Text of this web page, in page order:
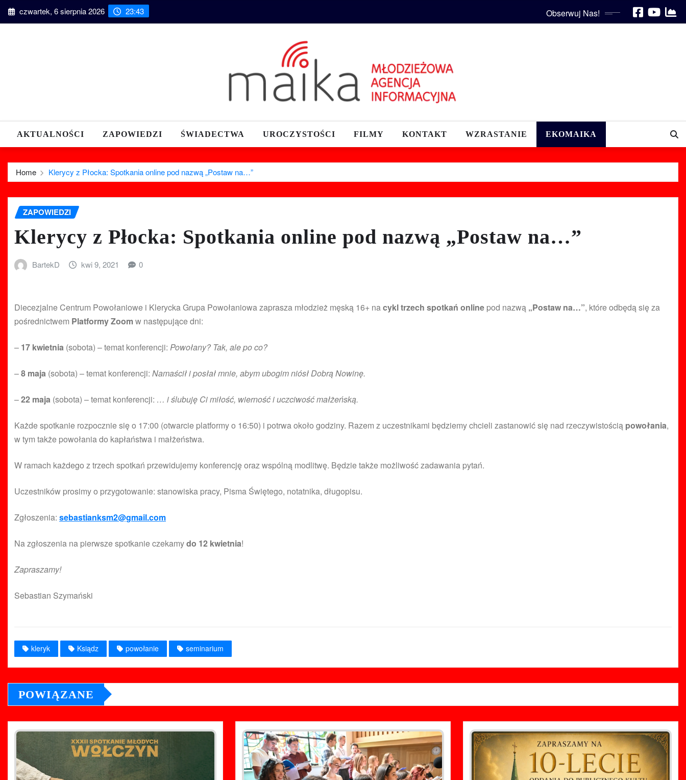
Skip czwartek, 6 sierpnia 2026 23:43 Obserwuj Nas!
AKTUALNOŚCI ZAPOWIEDZI ŚWIADECTWA UROCZYSTOŚCI FILMY KONTAKT WZRASTANIE EKOMAIKA
Home Klerycy z Płocka: Spotkania online pod nazwą „Postaw na…”
ZAPOWIEDZI
Klerycy z Płocka: Spotkania online pod nazwą „Postaw na…”
BartekD kwi 9, 2021 0
Diecezjalne Centrum Powołaniowe i Klerycka Grupa Powołaniowa zaprasza młodzież męską 16+ nacykl trzech spotkań online pod nazwą „Postaw na…”, które odbędą się za
pośrednictwem Platformy Zoomw następujące dni:
– 17 kwietnia (sobota) – temat konferencji: Powołany? Tak, ale po co?
–8 maja (sobota) – temat konferencji: Namaścił i posłał mnie, abym ubogim niósł Dobrą Nowinę.
–22 maja (sobota) – temat konferencji: … i ślubuję Ci miłość, wierność i uczciwość małżeńską.
Każde spotkanie rozpocznie się o 17:00 (otwarcie platformy o 16:50) i potrwa około godziny. Razem z uczestnikami będziemy chcieli zastanowić się nad rzeczywistością powołania,
w tym także powołania do kapłaństwa i małżeństwa.
W ramach każdego z trzech spotkań przewidujemy konferencję oraz wspólną modlitwę. Będzie także możliwość zadawania pytań.
Uczestników prosimy o przygotowanie: stanowiska pracy, Pisma Świętego, notatnika, długopisu.
Zgłoszenia: sebastianksm2@gmail.com
Na zgłoszenia na pierwsze spotkanie czekamydo 12 kwietnia!
Zapraszamy!
Sebastian Szymański
kleryk Ksiądz powołanie seminarium
POWIĄZANE